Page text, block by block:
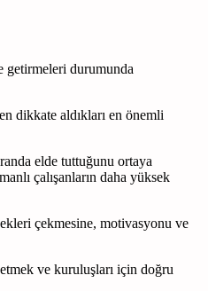
getirmeleri durumunda
dikkate aldıkları en önemli
elde tuttuğunu ortaya
çalışanların daha yüksek
çekmesine, motivasyonu ve
ve kuruluşları için doğru